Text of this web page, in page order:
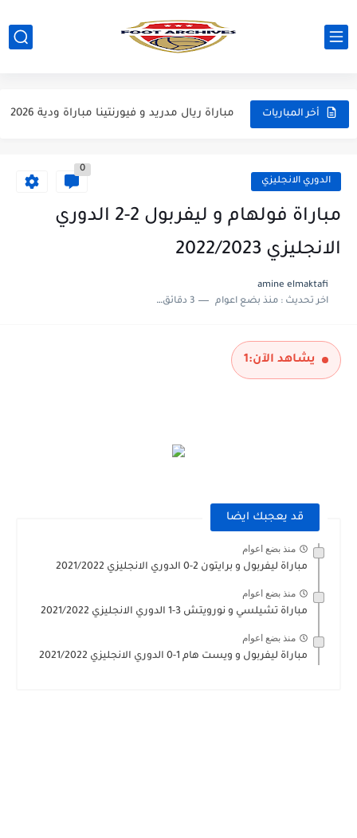
أخر المباريات
مباراة مانشستر يونايتد و اتلتيكو مدريد مباراة ودية 2026
مباراة ريال مدريد و فيورنتينا مباراة ودية 2026
مباراة برشلونة و بيرمنغهام مباراة ودية 2026
مباراة سيلتيك و ميلان مباراة ودية 2026
الدوري الانجليزي
0
مباراة فولهام و ليفربول 2-2 الدوري
الانجليزي 2022/2023
amine elmaktafi
اخر تحديث :منذ بضع اعوام 3 دقائق للقراءة
يشاهد الآن:1
قد يعجبك ايضا
منذ بضع اعوام
مباراة ليفربول و برايتون 2-0 الدوري الانجليزي 2021/2022
منذ بضع اعوام
مباراة تشيلسي و نورويتش 3-1 الدوري الانجليزي 2021/2022
منذ بضع اعوام
مباراة ليفربول و ويست هام 1-0 الدوري الانجليزي 2021/2022